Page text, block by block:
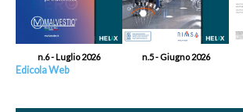
n.6 - Luglio 2026 n.5 - Giugno 2026
Edicola Web